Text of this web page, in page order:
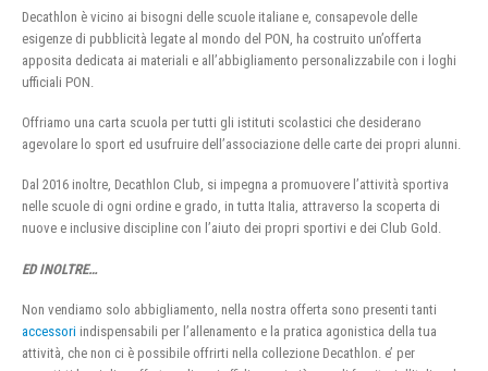
Decathlon è vicino ai bisogni delle scuole italiane e, consapevole delle
esigenze di pubblicità legate al mondo del PON, ha costruito un’offerta
apposita dedicata ai materiali e all’abbigliamento personalizzabile con i loghi
ufficiali PON.
Offriamo una carta scuola per tutti gli istituti scolastici che desiderano
agevolare lo sport ed usufruire dell’associazione delle carte dei propri alunni.
Dal 2016 inoltre, Decathlon Club, si impegna a promuovere l’attività sportiva
nelle scuole di ogni ordine e grado, in tutta Italia, attraverso la scoperta di
nuove e inclusive discipline con l’aiuto dei propri sportivi e dei Club Gold.
ED INOLTRE…
Non vendiamo solo abbigliamento, nella nostra offerta sono presenti tanti
accessori indispensabili per l’allenamento e la pratica agonistica della tua
attività, che non ci è possibile offrirti nella collezione Decathlon. e’ per